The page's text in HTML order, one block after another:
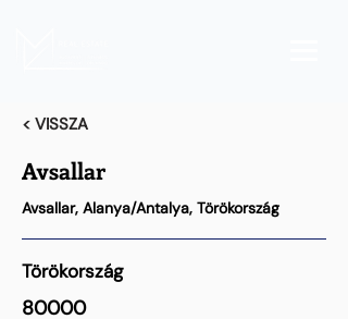
< VISSZA
Avsallar
Avsallar, Alanya/Antalya, Törökország
Törökország
80000